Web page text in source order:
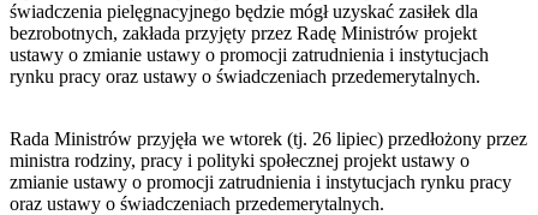
świadczenia pielęgnacyjnego będzie mógł uzyskać zasiłek dla
bezrobotnych, zakłada przyjęty przez Radę Ministrów projekt
ustawy o zmianie ustawy o promocji zatrudnienia i instytucjach
rynku pracy oraz ustawy o świadczeniach przedemerytalnych.
Rada Ministrów przyjęła we wtorek (tj. 26 lipiec) przedłożony przez
ministra rodziny, pracy i polityki społecznej projekt ustawy o
zmianie ustawy o promocji zatrudnienia i instytucjach rynku pracy
oraz ustawy o świadczeniach przedemerytalnych.